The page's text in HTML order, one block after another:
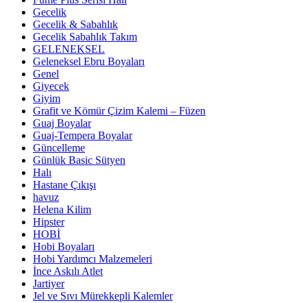
Gecelik
Gecelik & Sabahlık
Gecelik Sabahlık Takım
GELENEKSEL
Geleneksel Ebru Boyaları
Genel
Giyecek
Giyim
Grafit ve Kömür Çizim Kalemi – Füzen
Guaj Boyalar
Guaj-Tempera Boyalar
Güncelleme
Günlük Basic Sütyen
Halı
Hastane Çıkışı
havuz
Helena Kilim
Hipster
HOBİ
Hobi Boyaları
Hobi Yardımcı Malzemeleri
İnce Askılı Atlet
Jartiyer
Jel ve Sıvı Mürekkepli Kalemler